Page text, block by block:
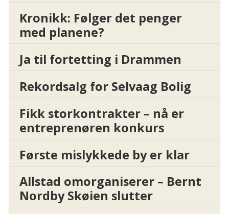
Kronikk: Følger det penger
med planene?
Ja til fortetting i Drammen
Rekordsalg for Selvaag Bolig
Fikk storkontrakter – nå er
entreprenøren konkurs
Første mislykkede by er klar
Allstad omorganiserer – Bernt
Nordby Skøien slutter